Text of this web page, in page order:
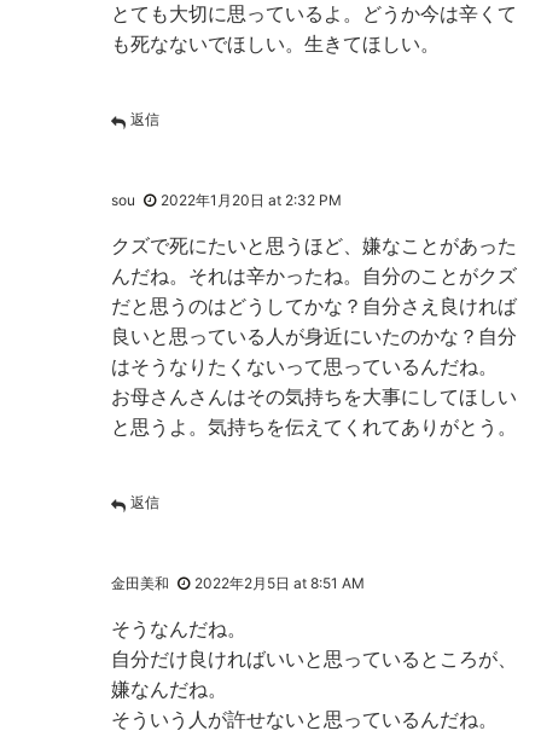
とても大切に思っているよ。どうか今は辛くて
も死なないでほしい。生きてほしい。
返信
sou 2022年1月20日 at 2:32 PM
クズで死にたいと思うほど、嫌なことがあった
んだね。それは辛かったね。自分のことがクズ
だと思うのはどうしてかな？自分さえ良ければ
良いと思っている人が身近にいたのかな？自分
はそうなりたくないって思っているんだね。
お母さんさんはその気持ちを大事にしてほしい
と思うよ。気持ちを伝えてくれてありがとう。
返信
金田美和 2022年2月5日 at 8:51 AM
そうなんだね。
自分だけ良ければいいと思っているところが、
嫌なんだね。
そういう人が許せないと思っているんだね。